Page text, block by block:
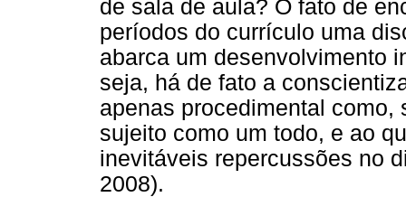
de sala de aula? O fato de
períodos do currículo uma
abarca um desenvolvimento
seja, há de fato a
apenas procedimental
sujeito como um todo, e ao
inevitáveis repercussões no
2008).